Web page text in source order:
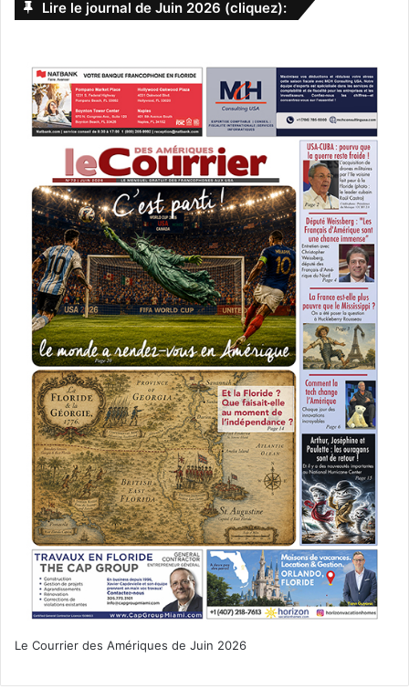
Lire le journal de Juin 2026 (cliquez):
Le Courrier des Amériques de Juin 2026